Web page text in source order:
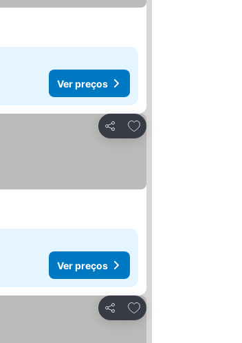
Ver preços
Partilhar
Adicionar aos favoritos
Ver preços
Partilhar
Adicionar aos favoritos